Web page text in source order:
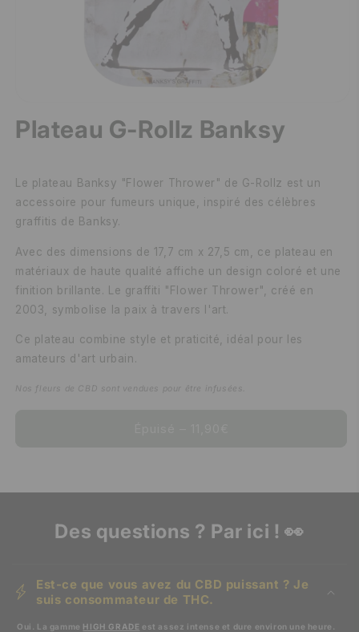
Plateau G-Rollz Banksy
Le plateau Banksy "Flower Thrower" de G-Rollz est un
accessoire pour fumeurs unique, inspiré des célèbres
graffitis de Banksy.
Avec des dimensions de 17,7 cm x 27,5 cm, ce plateau en
matériaux de haute qualité affiche un design coloré et une
finition brillante. Le graffiti "Flower Thrower", créé en
2003, symbolise la paix à travers l'art.
Ce plateau combine style et praticité, idéal pour les
amateurs d'art urbain.
Nos fleurs de CBD sont vendues pour être infusées.
Des questions ? Par ici ! 👀
Est-ce que vous avez du CBD puissant ? Je
suis consommateur de THC.
Oui. La gamme HIGH GRADE est assez intense et dure environ une heure.